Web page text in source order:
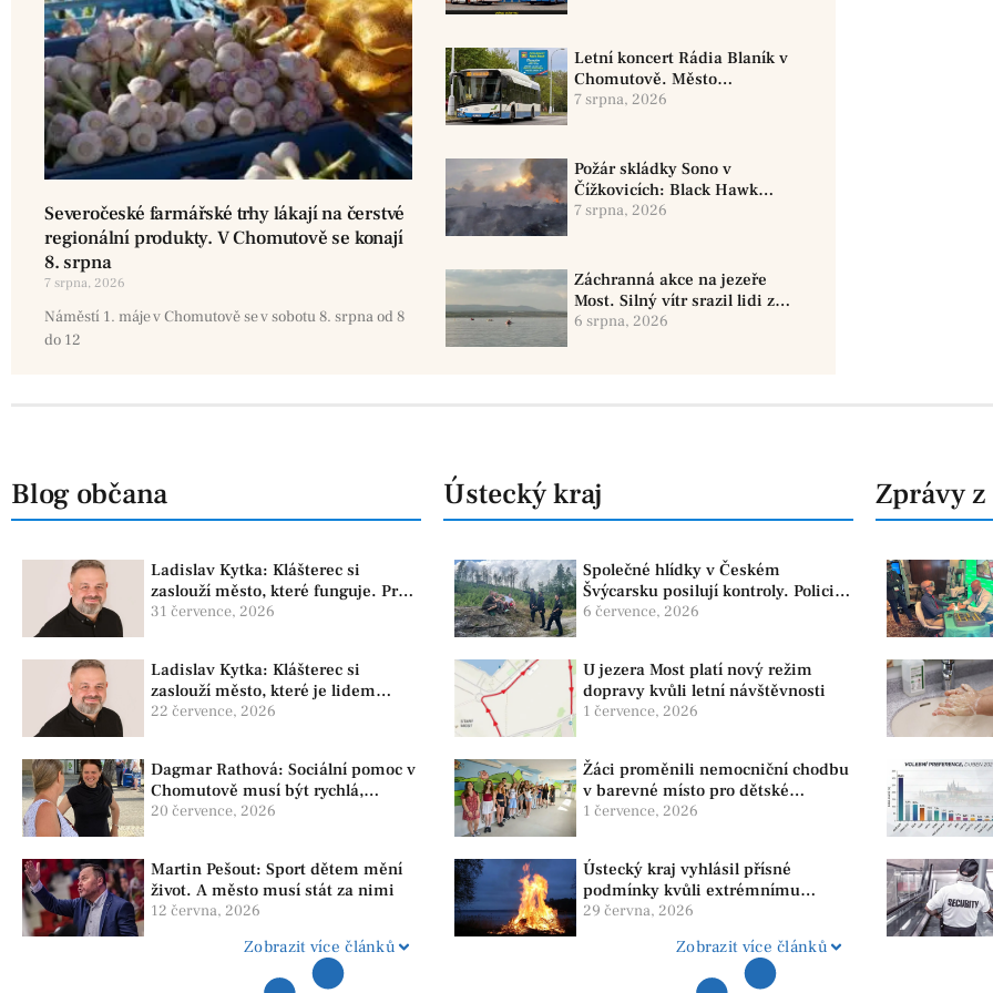
Severočeské farmářské trhy lákají na čerstvé
regionální produkty. V Chomutově se konají
8. srpna
7 srpna, 2026
Náměstí 1. máje v Chomutově se v sobotu 8. srpna od 8
do 12
Letní koncert Rádia Blaník v
Chomutově. Město
doporučuje využít MHD
7 srpna, 2026
Požár skládky Sono v
Čížkovicích: Black Hawk
provedl 12 shozů vody
7 srpna, 2026
Záchranná akce na jezeře
Most. Silný vítr srazil lidi z
paddleboardů, dvě osoby se
6 srpna, 2026
Blog občana
Ladislav Kytka: Klášterec si
zaslouží město, které funguje. Proto
předkládáme program, který řeší
31 července, 2026
Ladislav Kytka: Klášterec si
zaslouží město, které je lidem
nablízku
22 července, 2026
Dagmar Rathová: Sociální pomoc v
Chomutově musí být rychlá,
srozumitelná a férová. Ne udržovat
20 července, 2026
Martin Pešout: Sport dětem mění
život. A město musí stát za nimi
12 června, 2026
Zobrazit více článků
Ústecký kraj
Společné hlídky v Českém
Švýcarsku posilují kontroly. Policie
dohlíží na bezpečnost i ochranu
6 července, 2026
U jezera Most platí nový režim
dopravy kvůli letní návštěvnosti
1 července, 2026
Žáci proměnili nemocniční chodbu
v barevné místo pro dětské
pacienty
1 července, 2026
Ústecký kraj vyhlásil přísné
podmínky kvůli extrémnímu
suchu. Platí zákaz ohňů i
29 června, 2026
Zobrazit více článků
Zprávy z